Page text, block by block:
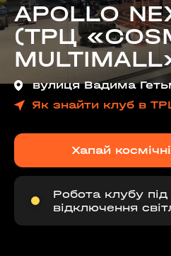
APOLLO
(ТРЦ
вулиця Вадима
Як знайти клуб в
Хапай
Робота клубу під
відключення